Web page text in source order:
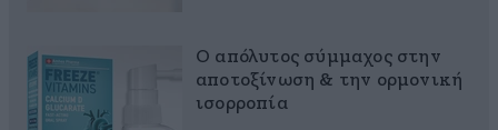
Ο απόλυτος σύμμαχος στην
αποτοξίνωση & την ορμονική
ισορροπία